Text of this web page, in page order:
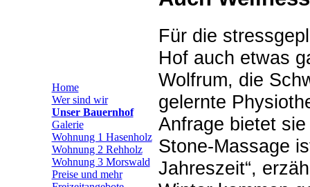
Home
Wer sind wir
Unser Bauernhof
Galerie
Wohnung 1 Hasenholz
Wohnung 2 Rehholz
Wohnung 3 Morswald
Preise und mehr
Für die
Hof auch etwas
Wolfrum, die
gelernte
Anfrage bietet
Stone-Massage
Jahreszeit“,